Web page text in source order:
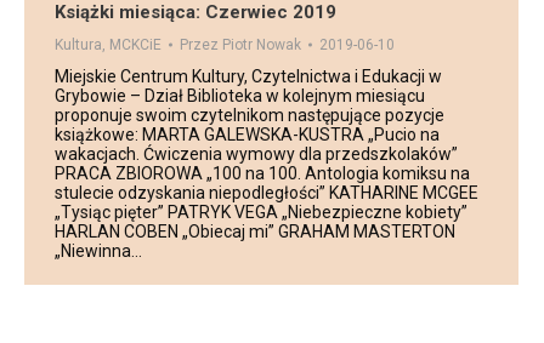
Książki miesiąca: Czerwiec 2019
Kultura, MCKCiE Przez Piotr Nowak 2019-06-10
Miejskie Centrum Kultury, Czytelnictwa i Edukacji w
Grybowie – Dział Biblioteka w kolejnym miesiącu
proponuje swoim czytelnikom następujące pozycje
książkowe: MARTA GALEWSKA-KUSTRA „Pucio na
wakacjach. Ćwiczenia wymowy dla przedszkolaków”
PRACA ZBIOROWA „100 na 100. Antologia komiksu na
stulecie odzyskania niepodległości” KATHARINE MCGEE
„Tysiąc pięter” PATRYK VEGA „Niebezpieczne kobiety”
HARLAN COBEN „Obiecaj mi” GRAHAM MASTERTON
„Niewinna…